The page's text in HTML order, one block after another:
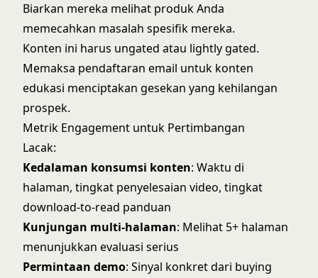
Biarkan mereka melihat produk Anda
memecahkan masalah spesifik mereka.
Konten ini harus ungated atau lightly gated.
Memaksa pendaftaran email untuk konten
edukasi menciptakan gesekan yang kehilangan
prospek.
Metrik Engagement untuk Pertimbangan
Lacak:
Kedalaman konsumsi konten: Waktu di
halaman, tingkat penyelesaian video, tingkat
download-to-read panduan
Kunjungan multi-halaman: Melihat 5+ halaman
menunjukkan evaluasi serius
Permintaan demo: Sinyal konkret dari buying